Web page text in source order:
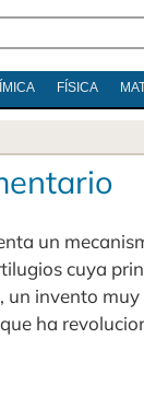
FÍSICA
un
cuya
un invento
ha